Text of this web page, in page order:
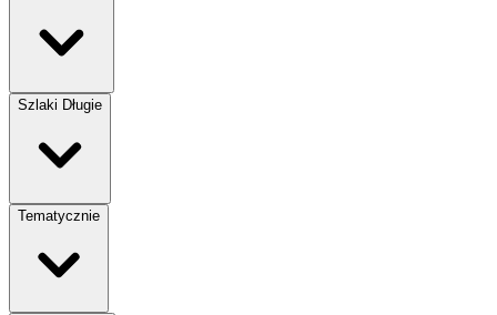
Szlaki Długie
Tematycznie